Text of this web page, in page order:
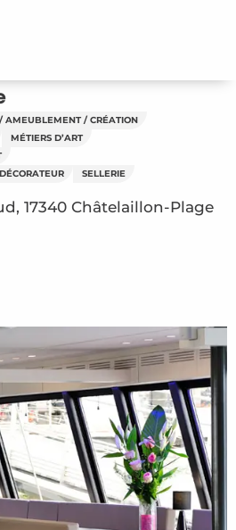
AMEUBLEMENT / CRÉATION
MÉTIERS D’ART
SELLERIE
17340 Châtelaillon-Plage
favoris